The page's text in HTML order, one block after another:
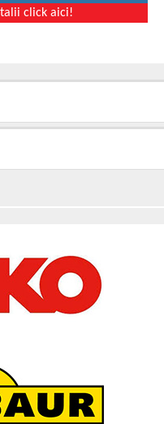
click aici!